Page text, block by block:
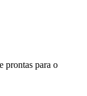
prontas para o